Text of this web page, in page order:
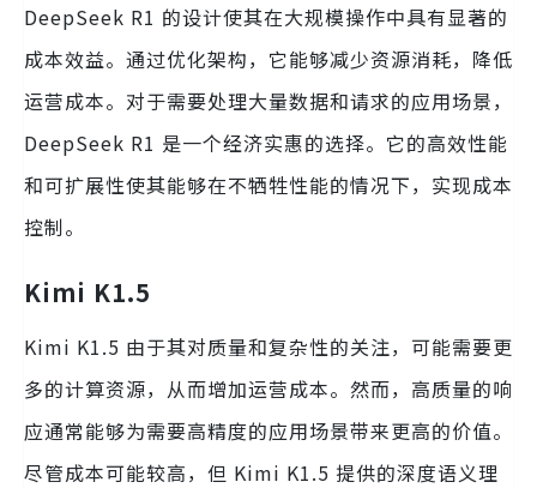
DeepSeek R1 的设计使其在大规模操作中具有显著的
成本效益。通过优化架构，它能够减少资源消耗，降低
运营成本。对于需要处理大量数据和请求的应用场景，
DeepSeek R1 是一个经济实惠的选择。它的高效性能
和可扩展性使其能够在不牺牲性能的情况下，实现成本
控制。
Kimi K1.5
Kimi K1.5 由于其对质量和复杂性的关注，可能需要更
多的计算资源，从而增加运营成本。然而，高质量的响
应通常能够为需要高精度的应用场景带来更高的价值。
尽管成本可能较高，但 Kimi K1.5 提供的深度语义理